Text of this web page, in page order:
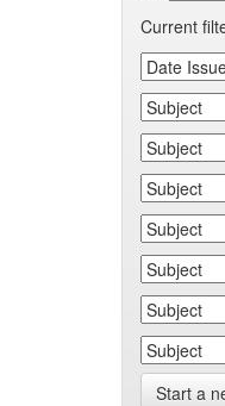
Current
Start a